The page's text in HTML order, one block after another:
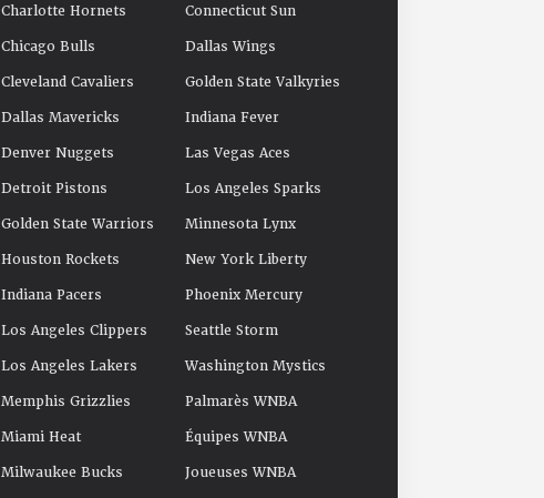
Charlotte Hornets
Chicago Bulls
Cleveland Cavaliers
Dallas Mavericks
Denver Nuggets
Detroit Pistons
Golden State Warriors
Houston Rockets
Indiana Pacers
Los Angeles Clippers
Los Angeles Lakers
Memphis Grizzlies
Miami Heat
Milwaukee Bucks
Connecticut Sun
Dallas Wings
Golden State Valkyries
Indiana Fever
Las Vegas Aces
Los Angeles Sparks
Minnesota Lynx
New York Liberty
Phoenix Mercury
Seattle Storm
Washington Mystics
Palmarès WNBA
Équipes WNBA
Joueuses WNBA